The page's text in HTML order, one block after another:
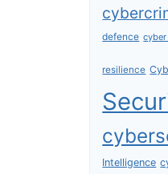
defence
resilience
Intelligence